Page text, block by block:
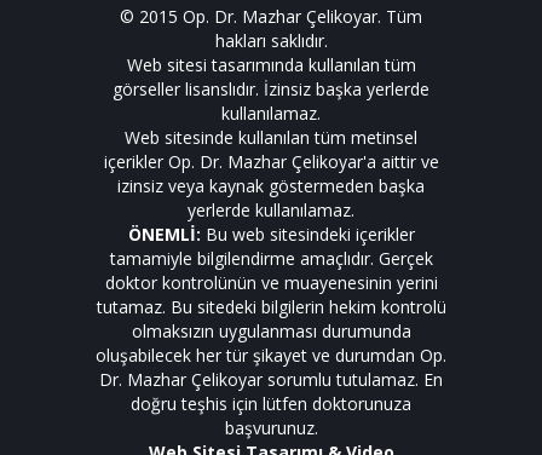
© 2015 Op. Dr. Mazhar Çelikoyar. Tüm
hakları saklıdır.
Web sitesi tasarımında kullanılan tüm
görseller lisanslıdır. İzinsiz başka yerlerde
kullanılamaz.
Web sitesinde kullanılan tüm metinsel
içerikler Op. Dr. Mazhar Çelikoyar'a aittir ve
izinsiz veya kaynak göstermeden başka
yerlerde kullanılamaz.
ÖNEMLİ: Bu web sitesindeki içerikler
tamamiyle bilgilendirme amaçlıdır. Gerçek
doktor kontrolünün ve muayenesinin yerini
tutamaz. Bu sitedeki bilgilerin hekim kontrolü
olmaksızın uygulanması durumunda
oluşabilecek her tür şikayet ve durumdan Op.
Dr. Mazhar Çelikoyar sorumlu tutulamaz. En
doğru teşhis için lütfen doktorunuza
başvurunuz.